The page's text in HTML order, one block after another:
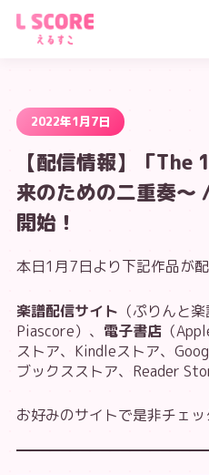
2022年1月7日
【配信情報】「
来のための二重奏
開始！
本日1月7日より下記作品が
楽譜配信サイト （ぷりんと
Piascore）、 電子書店（
ストア、Kindleストア、
ブックスストア、Reader
お好みのサイトで是非チェ